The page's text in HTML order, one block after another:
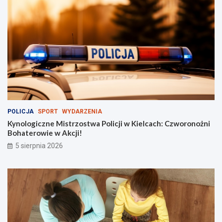
g
n
ą
ł
u
m
POLICJA SPORT WYDARZENIA
Kynologiczne Mistrzostwa Policji w Kielcach: Czworonożni
Bohaterowie w Akcji!
5 sierpnia 2026